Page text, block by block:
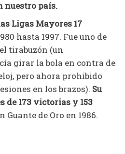
nuestro país.
Ligas Mayores 17
hasta 1997. Fue uno de
tirabuzón (un
girar la bola en contra de
pero ahora prohibido
en los brazos). Su
de 173 victorias y 153
Guante de Oro en 1986.